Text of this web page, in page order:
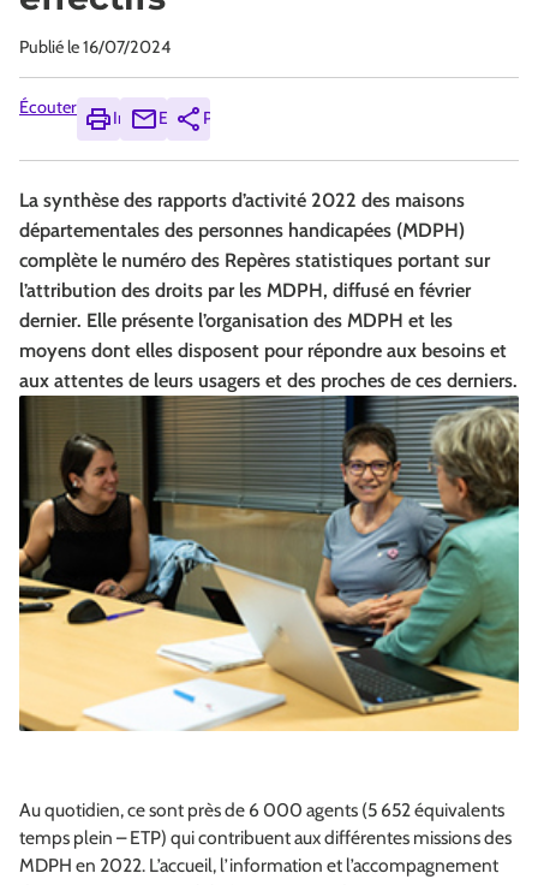
Publié le16/07/2024
Écouter
ImprimerEnvoyerPartager
La synthèse des rapports d’activité 2022 des maisons
départementales des personnes handicapées (MDPH)
complète le numéro des Repères statistiques portant sur
l’attribution des droits par les MDPH, diffusé en février
dernier. Elle présente l’organisation des MDPH et les
moyens dont elles disposent pour répondre aux besoins et
aux attentes de leurs usagers et des proches de ces derniers.
Au quotidien, ce sont près de 6 000 agents (5 652 équivalents
temps plein – ETP) qui contribuent aux différentes missions des
MDPH en 2022. L’accueil, l’information et l’accompagnement